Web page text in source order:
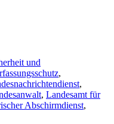
und
,
,
, Landesamt für
Abschirmdienst,